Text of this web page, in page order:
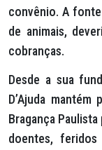
convênio. A
de animais,
cobranças.
Desde a sua
D’Ajuda
Bragança
doentes, feridos